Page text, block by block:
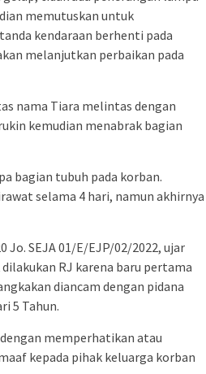
memutuskan untuk
kendaraan berhenti pada
melanjutkan perbaikan pada
nama Tiara melintas dengan
kemudian menabrak bagian
bagian tubuh pada korban.
selama 4 hari, namun akhirnya
SEJA 01/E/EJP/02/2022, ujar
RJ karena baru pertama
diancam dengan pidana
5 Tahun.
memperhatikan atau
kepada pihak keluarga korban